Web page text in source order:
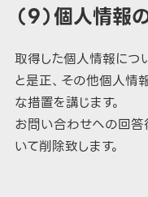
（９）個人情
取得した個人情報につ
と是正、その他個人情
な措置を講じます。
お問い合わせへの回答
いて削除致します。